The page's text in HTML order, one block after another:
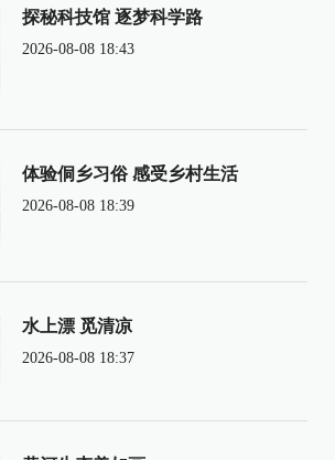
探秘科技馆 逐梦科学路
2026-08-08 18:43
体验侗乡习俗 感受乡村生活
2026-08-08 18:39
水上漂 觅清凉
2026-08-08 18:37